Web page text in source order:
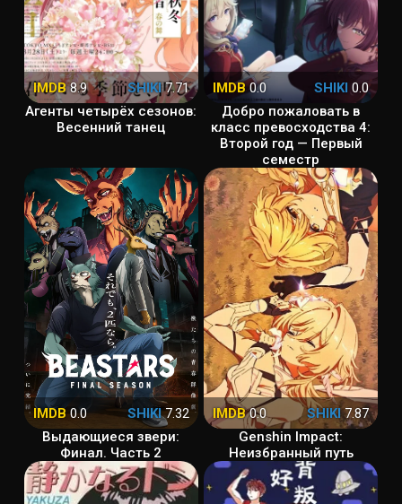
IMDB8.9 SHIKI7.71
Агенты четырёх сезонов:
Весенний танец
IMDB0.0 SHIKI 0.0
Добро пожаловать в
класс превосходства 4:
Второй год — Первый
семестр
IMDB0.0 SHIKI7.32
Выдающиеся звери:
Финал. Часть 2
IMDB0.0 SHIKI7.87
Genshin Impact:
Неизбранный путь